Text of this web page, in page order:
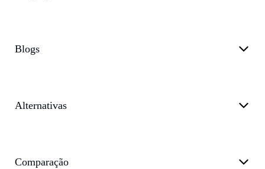
Blogs
Alternativas
Comparação